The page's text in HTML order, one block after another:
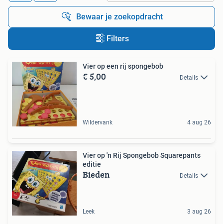
Bewaar je zoekopdracht
Filters
Vier op een rij spongebob
€ 5,00 Details
Wildervank 4 aug 26
Vier op 'n Rij Spongebob Squarepants
editie
Bieden Details
Leek 3 aug 26